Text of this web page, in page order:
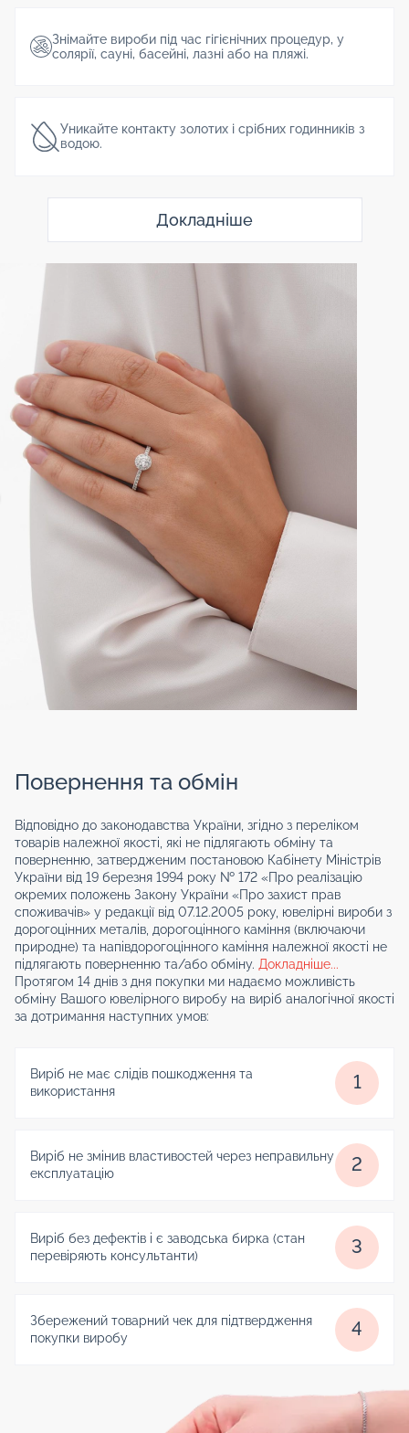
Знімайте вироби під час гігієнічних процедур, у
солярії, сауні, басейні, лазні або на пляжі.
Уникайте контакту золотих і срібних годинників з
водою.
Докладніше
Повернення та обмін
Відповідно до законодавства України, згідно з переліком
товарів належної якості, які не підлягають обміну та
поверненню, затвердженим постановою Кабінету Міністрів
України від 19 березня 1994 року № 172 «Про реалізацію
окремих положень Закону України «Про захист прав
споживачів» у редакції від 07.12.2005 року, ювелірні вироби з
дорогоцінних металів, дорогоцінного каміння (включаючи
природне) та напівдорогоцінного каміння належної якості не
підлягають поверненню та/або обміну. Докладніше...
Протягом 14 днів з дня покупки ми надаємо можливість
обміну Вашого ювелірного виробу на виріб аналогічної якості
за дотримання наступних умов:
Виріб не має слідів пошкодження та
використання
1
Виріб не змінив властивостей через неправильну
експлуатацію
2
Виріб без дефектів і є заводська бирка (стан
перевіряють консультанти)
3
Збережений товарний чек для підтвердження
покупки виробу
4